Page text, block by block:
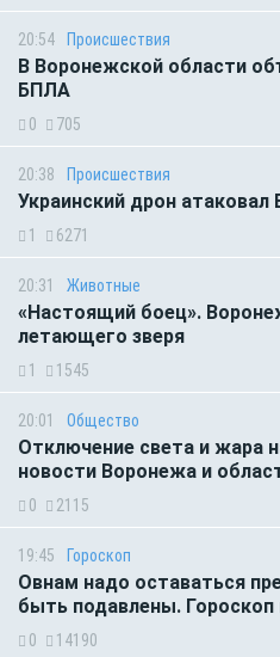
20:54 Происшествия
В Воронежской области
БПЛА
0 705
20:38 Происшествия
Украинский дрон
1 6271
20:31 Животные
«Настоящий боец».
летающего зверя
1 1545
20:01 Общество
Отключение света и жара
новости Воронежа и
0 2115
19:45 Гороскоп
Овнам надо оставаться
быть подавлены. Гороскоп
0 14190